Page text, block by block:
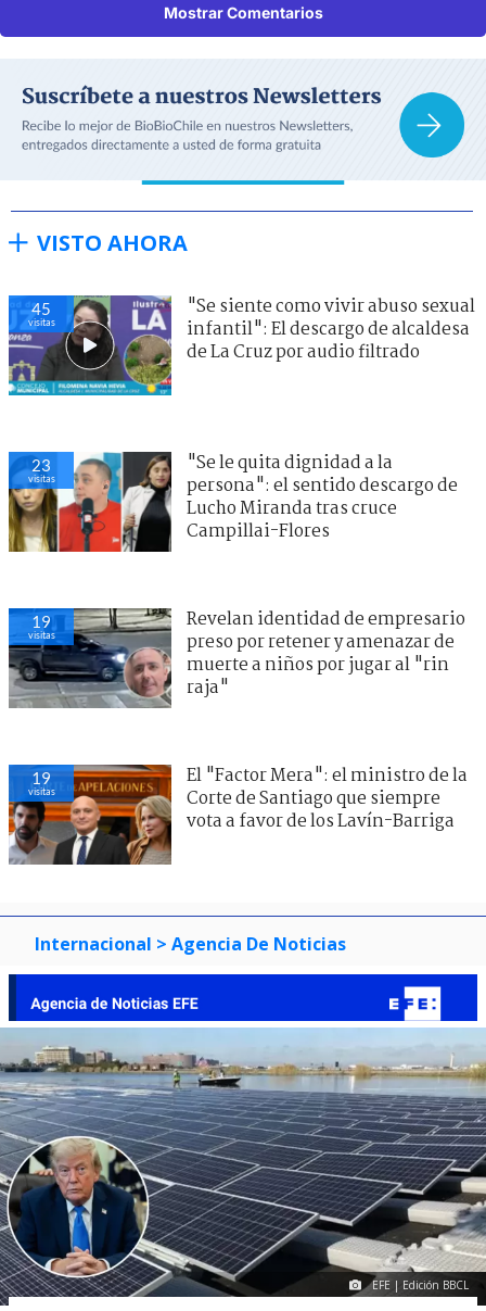
Mostrar Comentarios
VISTO AHORA
45
visitas
"Se siente como vivir abuso sexual
infantil": El descargo de alcaldesa
de La Cruz por audio filtrado
23
visitas
"Se le quita dignidad a la
persona": el sentido descargo de
Lucho Miranda tras cruce
Campillai-Flores
19
visitas
Revelan identidad de empresario
preso por retener y amenazar de
muerte a niños por jugar al "rin
raja"
19
visitas
El "Factor Mera": el ministro de la
Corte de Santiago que siempre
vota a favor de los Lavín-Barriga
Internacional > Agencia De Noticias
EFE | Edición BBCL